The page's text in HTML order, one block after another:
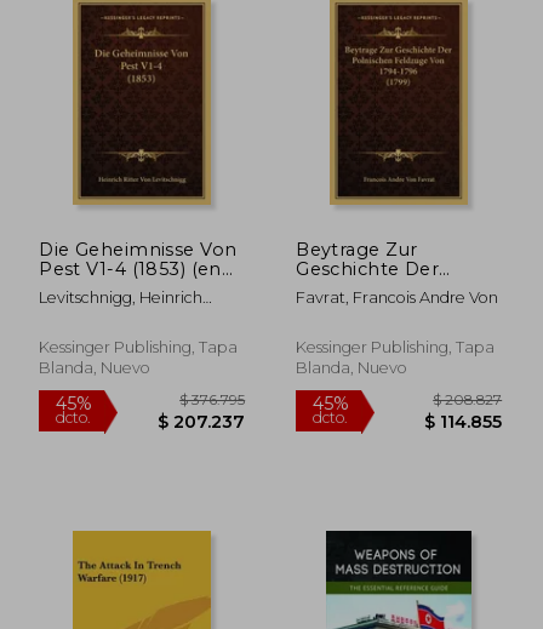
45%
dcto.
$ 434.389
$ 238.914
45%
dcto. $
Die Geheimnisse Von
Pest V1-4 (1853) (en
Alemán)
Levitschnigg, Heinrich
Kessinger Publishing, Tapa
Blanda, Nuevo
Beytrage Zur
Geschichte Der
Polnischen Feldzuge
Von 1794-1796 (1799)
Favrat, Francois Andre Von
Kessinger Publishing, Tapa
Blanda, Nuevo